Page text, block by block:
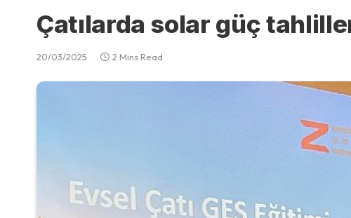
Çatılarda solar güç
20/03/2025 2 Mins Read